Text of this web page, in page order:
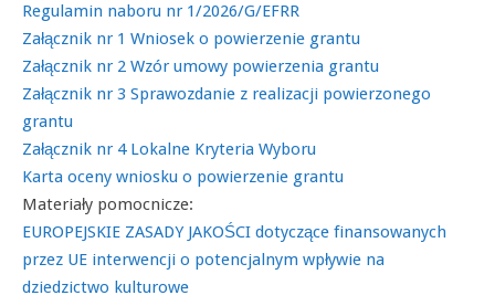
Regulamin naboru nr 1/2026/G/EFRR
Załącznik nr 1 Wniosek o powierzenie grantu
Załącznik nr 2 Wzór umowy powierzenia grantu
Załącznik nr 3 Sprawozdanie z realizacji powierzonego
grantu
Załącznik nr 4 Lokalne Kryteria Wyboru
Karta oceny wniosku o powierzenie grantu
Materiały pomocnicze:
EUROPEJSKIE ZASADY JAKOŚCI dotyczące finansowanych
przez UE interwencji o potencjalnym wpływie na
dziedzictwo kulturowe